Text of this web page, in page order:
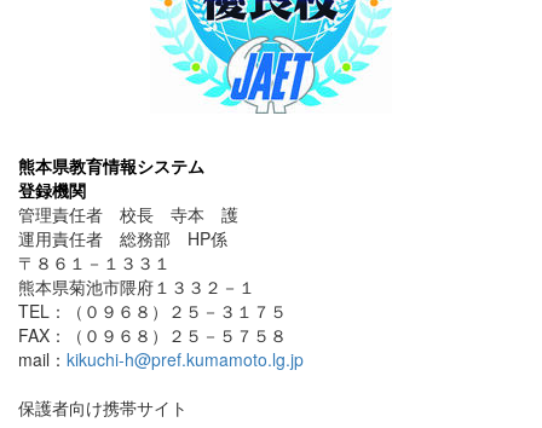
熊本県教育情報システム
登録機関
管理責任者 校長 寺本 護
運用責任者 総務部 HP係
〒８６１－１３３１
熊本県菊池市隈府１３３２－１
TEL：（０９６８）２５－３１７５
FAX：（０９６８）２５－５７５８
mail： kikuchi-h@pref.kumamoto.lg.jp
保護者向け携帯サイト